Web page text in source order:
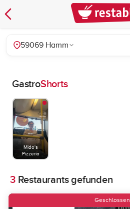
59069 Hamm
GastroShorts
Mido's
Pizzeria
3Restaurants gefunden
Geschlossen